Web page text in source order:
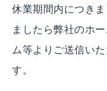
休業期間内につき
ましたら弊社のホ
ム等よりご送信い
す。